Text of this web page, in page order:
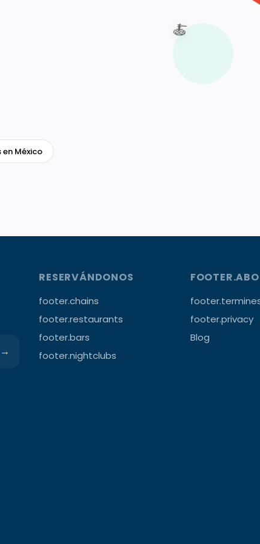
en México
🍝
RESERVÁNDONOS
footer.chains
footer.restaurants
footer.bars
footer.nightclubs
footer.privacy
Blog